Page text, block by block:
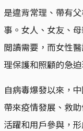
是違背常理、帶有
事。女人、女友、
閲讀需要，而女性
理保護和照顧的急
自病毒爆發以來，
帶來疫情發展、救
活躍和用戶參與，